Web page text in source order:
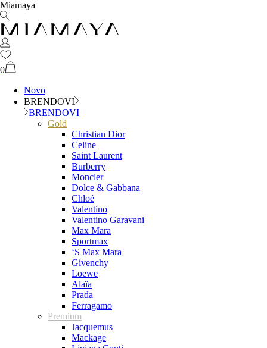
Miamaya
0
Novo
BRENDOVI
BRENDOVI
Gold
Christian Dior
Celine
Saint Laurent
Burberry
Moncler
Dolce & Gabbana
Chloé
Valentino
Valentino Garavani
Max Mara
Sportmax
‘S Max Mara
Givenchy
Loewe
Alaïa
Prada
Ferragamo
Premium
Jacquemus
Mackage